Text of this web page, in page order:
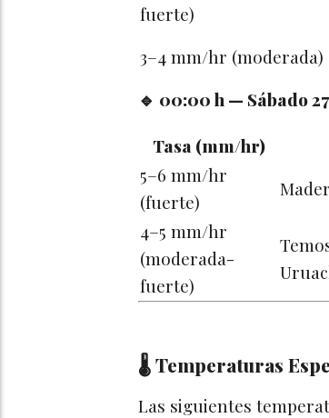
fuerte)
3–4 mm/hr (moderada)
🔹 00:00 h — Sábado
Tasa (mm/hr)
5–6 mm/hr
(fuerte)
4–5 mm/hr
(moderada-
fuerte)
🌡️ Temperaturas
Las siguientes